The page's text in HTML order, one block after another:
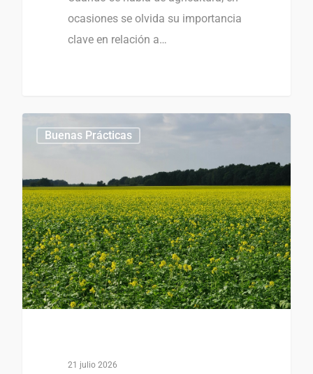
ocasiones se olvida su importancia
clave en relación a…
Buenas Prácticas
21 julio 2026